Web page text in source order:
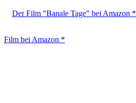
Der Film "Banale Tage" bei Amazon *
Film bei Amazon *